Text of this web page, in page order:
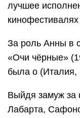
лучшее
За роль Анны в
«Очи чёрные»
была о (Италия,
Выйдя замуж за
Лабарта,